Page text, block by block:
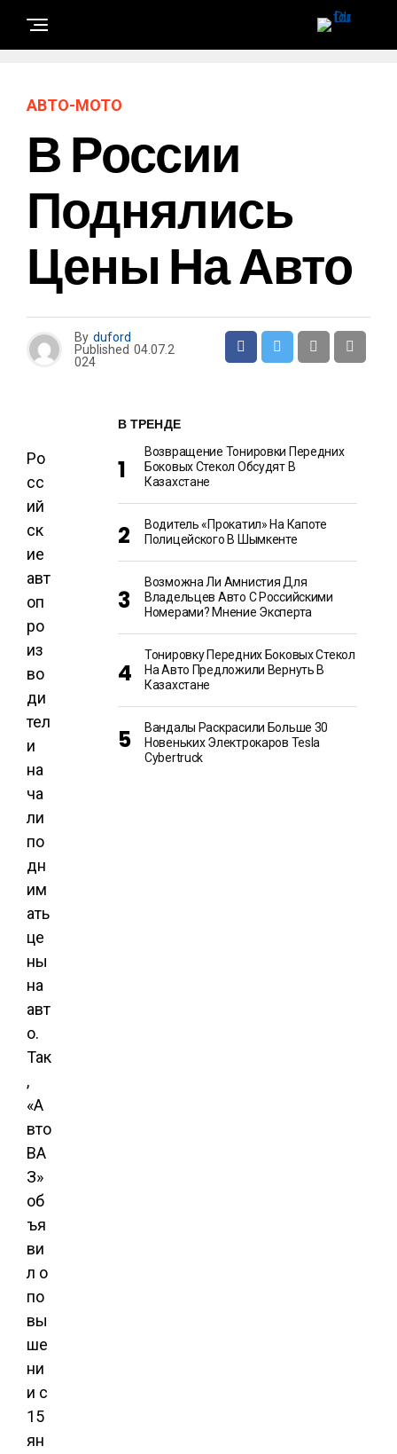
АВТО-МОТО
В России
Поднялись
Цены На Авто
By duford
Published 04.07.2
024
Ро
сс
ий
ск
ие
авт
оп
ро
из
во
ди
тел
и
на
ча
ли
по
дн
им
ать
це
ны
на
авт
о.
Так
,
«А
вто
ВА
З»
об
ъя
ви
л о
по
вы
ше
ни
и с
15
ян
В ТРЕНДЕ
Возвращение Тонировки Передних
Боковых Стекол Обсудят В
Казахстане
Водитель «прокатил» На Капоте
Полицейского В Шымкенте
Возможна Ли Амнистия Для
Владельцев Авто С Российскими
Номерами? Мнение Эксперта
Тонировку Передних Боковых Стекол
На Авто Предложили Вернуть В
Казахстане
Вандалы Раскрасили Больше 30
Новеньких Электрокаров Tesla
Cybertruck